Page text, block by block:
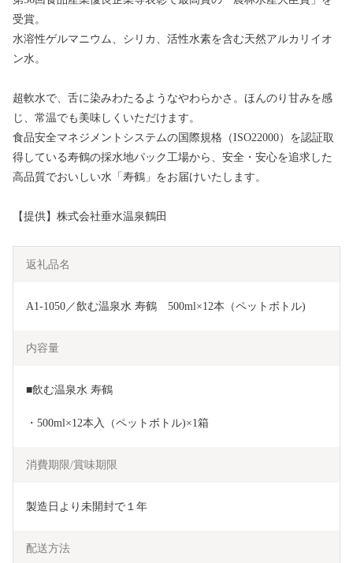
受賞。
水溶性ゲルマニウム、シリカ、活性水素を含む天然アルカリイオ
ン水。
超軟水で、舌に染みわたるようなやわらかさ。ほんのり甘みを感
じ、常温でも美味しくいただけます。
食品安全マネジメントシステムの国際規格（ISO22000）を認証取
得している寿鶴の採水地パック工場から、安全・安心を追求した
高品質でおいしい水「寿鶴」をお届けいたします。
【提供】株式会社垂水温泉鶴田
返礼品名
A1-1050／飲む温泉水 寿鶴　500ml×12本（ペットボトル)
内容量
■飲む温泉水 寿鶴
・500ml×12本入（ペットボトル)×1箱
消費期限/賞味期限
製造日より未開封で１年
配送方法